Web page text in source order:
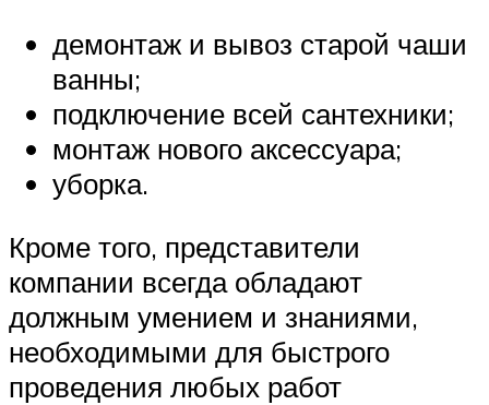
демонтаж и вывоз старой чаши
ванны;
подключение всей сантехники;
монтаж нового аксессуара;
уборка.
Кроме того, представители
компании всегда обладают
должным умением и знаниями,
необходимыми для быстрого
проведения любых работ